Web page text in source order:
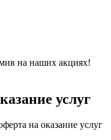
на наших акциях!
услуг
на оказание услуг